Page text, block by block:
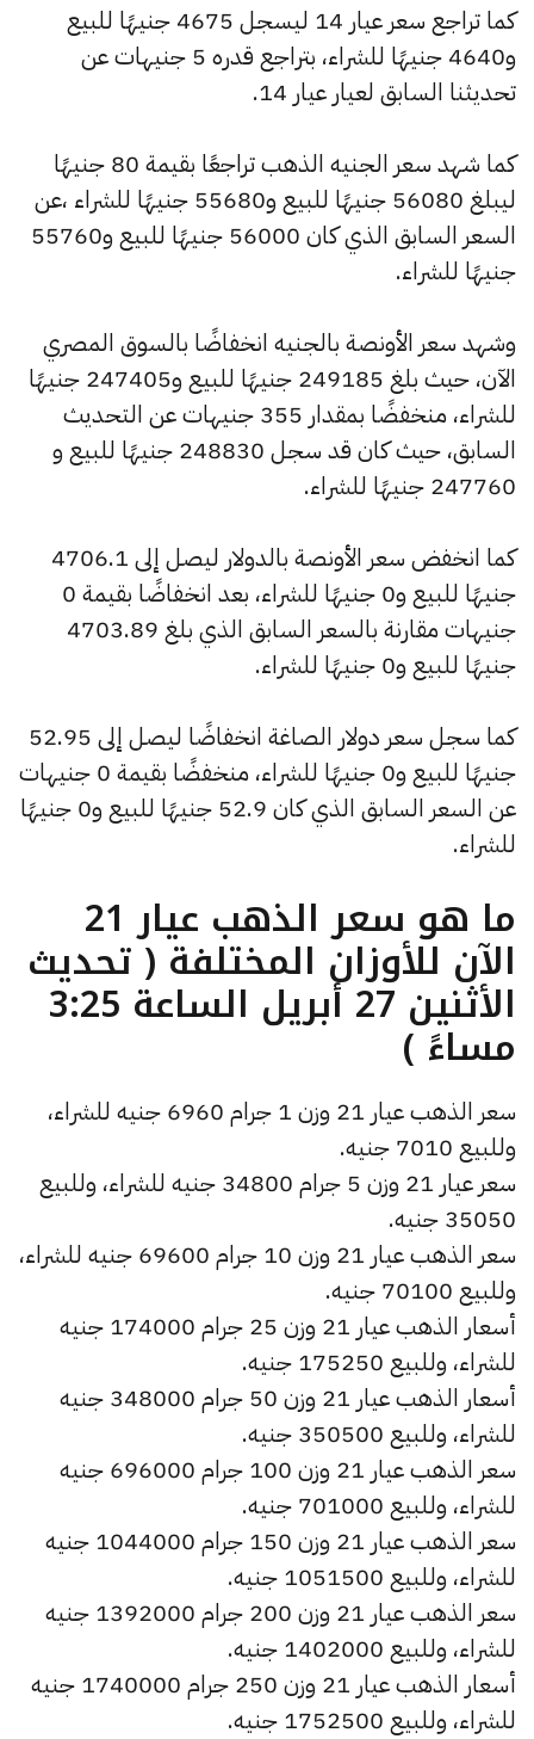
كما تراجع سعر عيار 14 ليسجل 4675 جنيهًا للبيع
و4640 جنيهًا للشراء، بتراجع قدره 5 جنيهات عن
تحديثنا السابق لعيار عيار 14.
كما شهد سعر الجنيه الذهب تراجعًا بقيمة 80 جنيهًا
ليبلغ 56080 جنيهًا للبيع و55680 جنيهًا للشراء ،عن
السعر السابق الذي كان 56000 جنيهًا للبيع و55760
جنيهًا للشراء.
وشهد سعر الأونصة بالجنيه انخفاضًا بالسوق المصري
الآن، حيث بلغ 249185 جنيهًا للبيع و247405 جنيهًا
للشراء، منخفضًا بمقدار 355 جنيهات عن التحديث
السابق، حيث كان قد سجل 248830 جنيهًا للبيع و
247760 جنيهًا للشراء.
كما انخفض سعر الأونصة بالدولار ليصل إلى 4706.1
جنيهًا للبيع و0 جنيهًا للشراء، بعد انخفاضًا بقيمة 0
جنيهات مقارنة بالسعر السابق الذي بلغ 4703.89
جنيهًا للبيع و0 جنيهًا للشراء.
كما سجل سعر دولار الصاغة انخفاضًا ليصل إلى 52.95
جنيهًا للبيع و0 جنيهًا للشراء، منخفضًا بقيمة 0 جنيهات
عن السعر السابق الذي كان 52.9 جنيهًا للبيع و0 جنيهًا
للشراء.
ما هو سعر الذهب عيار 21
الآن للأوزان المختلفة ( تحديث
الأثنين 27 أبريل الساعة 3:25
مساءً )
سعر الذهب عيار 21 وزن 1 جرام 6960 جنيه للشراء،
وللبيع 7010 جنيه.
سعر عيار 21 وزن 5 جرام 34800 جنيه للشراء، وللبيع
35050 جنيه.
سعر الذهب عيار 21 وزن 10 جرام 69600 جنيه للشراء،
وللبيع 70100 جنيه.
أسعار الذهب عيار 21 وزن 25 جرام 174000 جنيه
للشراء، وللبيع 175250 جنيه.
أسعار الذهب عيار 21 وزن 50 جرام 348000 جنيه
للشراء، وللبيع 350500 جنيه.
سعر الذهب عيار 21 وزن 100 جرام 696000 جنيه
للشراء، وللبيع 701000 جنيه.
سعر الذهب عيار 21 وزن 150 جرام 1044000 جنيه
للشراء، وللبيع 1051500 جنيه.
سعر الذهب عيار 21 وزن 200 جرام 1392000 جنيه
للشراء، وللبيع 1402000 جنيه.
أسعار الذهب عيار 21 وزن 250 جرام 1740000 جنيه
للشراء، وللبيع 1752500 جنيه.